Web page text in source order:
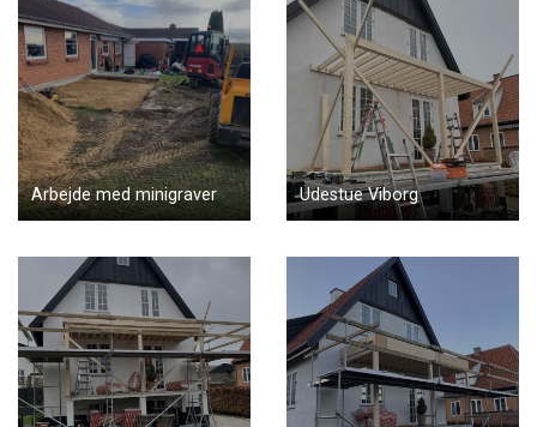
Arbejde med minigraver Udestue Viborg